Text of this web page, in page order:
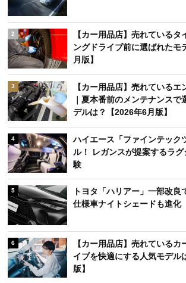
2
【カー用品店】売れているタ
ングドライブ前に選ばれたモ
月版】
3
【カー用品店】売れている
｜夏本番前のメンテナンス
デルは？【2026年6月版】
4
ハイエース「ファインテック
ル！ レガンスが提案するラ
験
5
トヨタ「ハリアー」一部改
仕様車ナイトシェードも進化
6
【カー用品店】売れているカ
イブを快適にする人気モデル
版】